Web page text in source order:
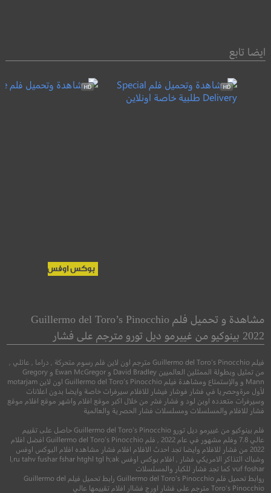
ايضا تابع
طلبية خاصة
6.5
رعب●
7.0
مشاهدة و تحميل فلم Guillermo del Toro’s Pinocchio
2022 بينوكيو من غييرمو ديل تورو مترجم على فشار
فيلم Guillermo del Toro’s Pinocchio مترجم اون لاين فلم رسوم متحركة , دراما , عائلي ,
من تمثيل وبطولة الممثلين العالميين David Bradley و Ewan McGregor و Gregory
Mann و والإستمتاع ومشاهدة فيلم Guillermo del Toro’s Pinocchio اون لاين motarjam
لأول مرةوحصريا في فشار فوشار فيشار للافلام سيرفرات خاصة وايضا بدون اعلانات
وسيرفرات متعدده اوبن لود و فشار فشر من خلال اكبر موقع افلام واشهر موقع افلام موقع
فشار للافلام والمسلسلات ومسلسلات فشار الحصرية والعالمية
فلم بينوكيو من غييرمو ديل تورو Guillermo del Toro’s Pinocchio حاصل على تقييم
عالي 7.8 وفلم مشهور في عام 2022 , فلم Guillermo del Toro’s Pinocchio افضل افلام
2022 من فشار للافلام وايضا تجد احدث الافلام افلام فشار مشاهده افلام البوكس اوفس
وشباك التذاكر الامريكي فشار , افلام بوكس اوفس l,ru tahv fushar fshar htghl tgl h;ak
vuf foshar كما تجد فشار للكبار والمسلسلات
روابط تحميل فلم Guillermo del Toro’s Pinocchio رابط تحميل فيلم Guillermo del
Toro’s Pinocchio مترجم على فشار اورج فشاار افلام تقييمها عالي